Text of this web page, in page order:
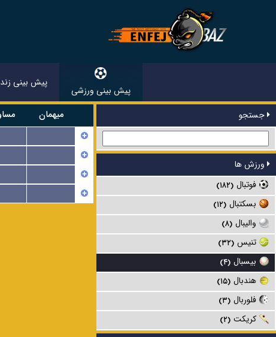
پیش بینی ورزشی
پیش بینی
جستجو
ورزش ها
فوتبال (۱۸۲)
بسکتبال (۱۲)
والیبال (۸)
تنیس (۳۲)
بیسبال (۴)
هندبال (۱۵)
فلوربال (۳)
کریکت (۲)
میهمان